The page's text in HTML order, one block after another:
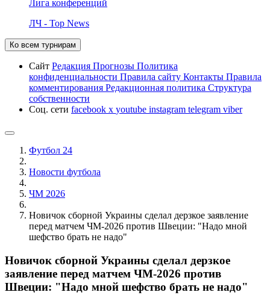
Лига конференций
ЛЧ - Top News
Ко всем турнирам
Сайт Редакция Прогнозы Политика
конфиденциальности Правила сайту Контакты Правила
комментирования Редакционная политика Структура
собственности
Соц. сети facebook x youtube instagram telegram viber
Футбол 24
Новости футбола
ЧМ 2026
Новичок сборной Украины сделал дерзкое заявление
перед матчем ЧМ-2026 против Швеции: "Надо мной
шефство брать не надо"
Новичок сборной Украины сделал дерзкое
заявление перед матчем ЧМ-2026 против
Швеции: "Надо мной шефство брать не надо"